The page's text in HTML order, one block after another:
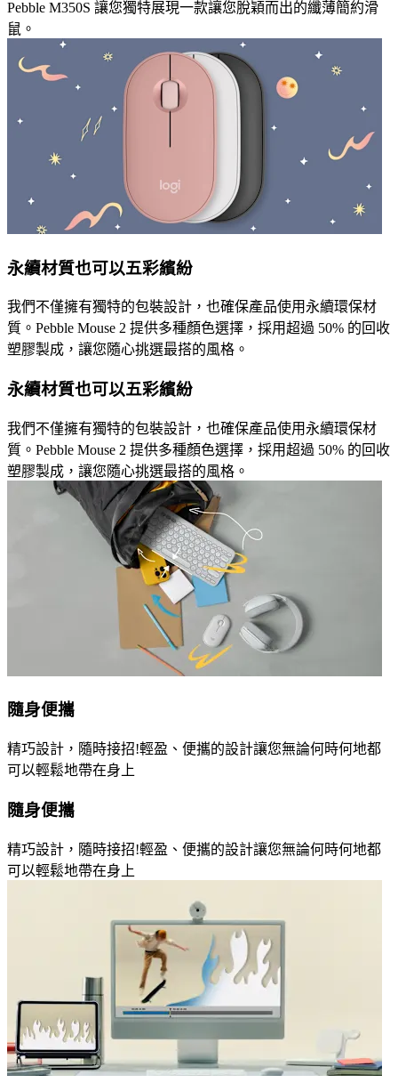
Pebble M350S 讓您獨特展現一款讓您脫穎而出的纖薄簡約滑
鼠。
永續材質也可以五彩繽紛
我們不僅擁有獨特的包裝設計，也確保產品使用永續環保材
質。Pebble Mouse 2 提供多種顏色選擇，採用超過 50% 的回收
塑膠製成，讓您隨心挑選最搭的風格。
永續材質也可以五彩繽紛
我們不僅擁有獨特的包裝設計，也確保產品使用永續環保材
質。Pebble Mouse 2 提供多種顏色選擇，採用超過 50% 的回收
塑膠製成，讓您隨心挑選最搭的風格。
隨身便攜
精巧設計，隨時接招!輕盈、便攜的設計讓您無論何時何地都
可以輕鬆地帶在身上
隨身便攜
精巧設計，隨時接招!輕盈、便攜的設計讓您無論何時何地都
可以輕鬆地帶在身上